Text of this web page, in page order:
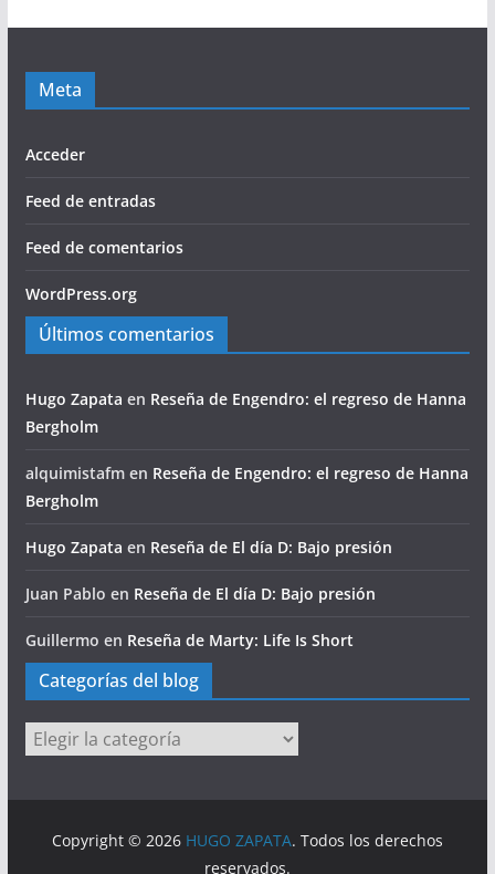
Meta
Acceder
Feed de entradas
Feed de comentarios
WordPress.org
Últimos comentarios
Hugo Zapata en Reseña de Engendro: el regreso de Hanna
Bergholm
alquimistafmen Reseña de Engendro: el regreso de Hanna
Bergholm
Hugo Zapata en Reseña de El día D: Bajo presión
Juan Pablo en Reseña de El día D: Bajo presión
Guillermo en Reseña de Marty: Life Is Short
Categorías del blog
Categorías
del
Copyright © 2026 HUGO ZAPATA. Todos los derechos
reservados.